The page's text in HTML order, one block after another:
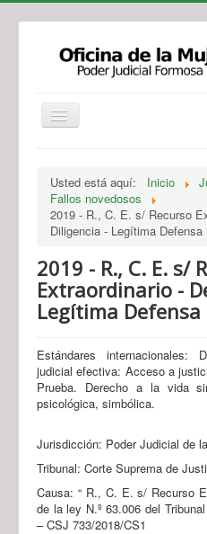
Legislación
Novedades
Recursos y Servicios de
Usted está aquí: Inicio
Fallos novedosos
2019 - R., C. E. s/ Recurso
Diligencia - Legítima Defensa
2019 - R., C. E. s/
Extraordinario -
Legítima Defensa
Estándares
judicial efectiva: Acceso a
Prueba. Derecho a la vida
psicológica, simbólica.
Jurisdicción: Poder Judicial de
Tribunal: Corte Suprema de
Causa: “ R., C. E. s/ Recurso
de la ley N.º 63.006 del
– CSJ 733/2018/CS1